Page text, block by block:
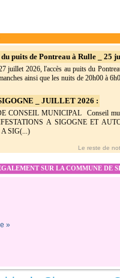
puits de Pontreau à Rulle _ 25
juillet 2026, l'accès au puits du
ainsi que les nuits de 20h00 à
_ JUILLET 2026 :
CONSEIL MUNICIPAL Conseil
A SIGOGNE ET
SIG(...)
Le reste de
SUR LA COMMUNE DE
»